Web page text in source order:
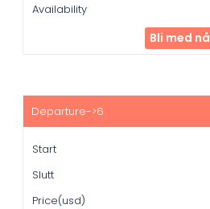
Bli med nå